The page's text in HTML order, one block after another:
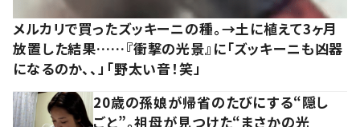
メルカリで買ったズッキーニの種。→土に植えて3ヶ月
放置した結果……『衝撃の光景』に「ズッキーニも凶器
になるのか、、」「野太い音！笑」
20歳の孫娘が帰省のたびにする“隠し
ごと”。祖母が見つけた“まさかの光